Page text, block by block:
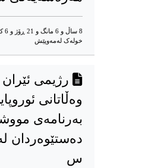
خوله‌ک له‌مه‌وپێش‌
رژیمی
وەڵاتانی
بەرنامەی
دەستێوەردان
س